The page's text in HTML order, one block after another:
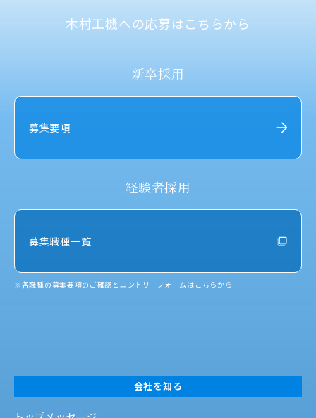
木村工機への応募はこちらから
新卒採用
募集要項
経験者採用
募集職種一覧
※各職種の募集要項のご確認とエントリーフォームはこちらから
会社を知る